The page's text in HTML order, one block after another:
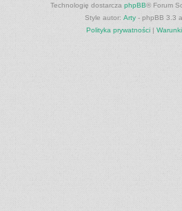
Technologię dostarcza phpBB® Forum
Style autor: Arty - phpBB 3.3
Polityka prywatności|